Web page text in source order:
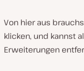
Von hier aus
klicken, und kannst
Erweiterungen